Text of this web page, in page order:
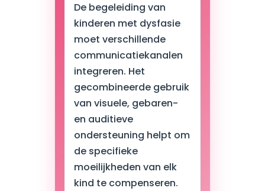
De begeleiding van
kinderen met dysfasie
moet verschillende
communicatiekanalen
integreren. Het
gecombineerde gebruik
van visuele, gebaren-
en auditieve
ondersteuning helpt om
de specifieke
moeilijkheden van elk
kind te compenseren.